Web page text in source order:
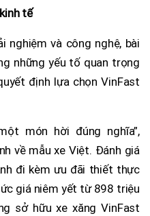
tế
nghiệm và công nghệ, bài
những yếu tố quan trọng
định lựa chọn VinFast
món hời đúng nghĩa”,
về mẫu xe Việt. Đánh giá
đi kèm ưu đãi thiết thực
giá niêm yết từ 898 triệu
sở hữu xe xăng VinFast